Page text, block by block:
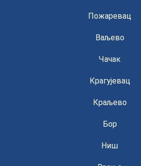
Пожаревац
Ваљево
Чачак
Крагујевац
Краљево
Бор
Ниш